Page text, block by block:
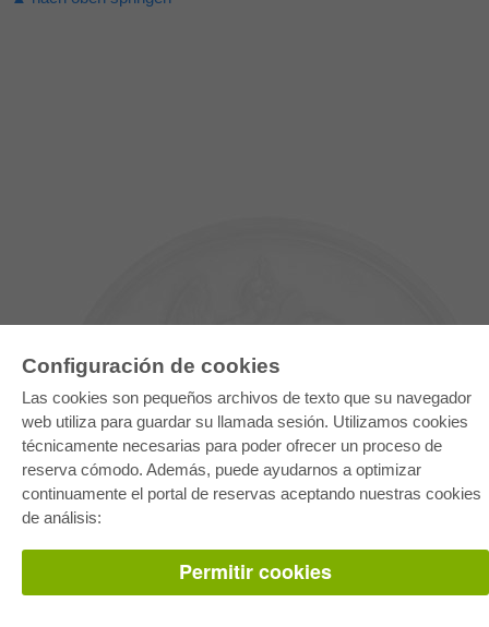
Configuración de cookies
Las cookies son pequeños archivos de texto que su navegador
web utiliza para guardar su llamada sesión. Utilizamos cookies
técnicamente necesarias para poder ofrecer un proceso de
reserva cómodo. Además, puede ayudarnos a optimizar
continuamente el portal de reservas aceptando nuestras cookies
de análisis:
Permitir cookies
E-COLLECTION
Paquete entero
Paquete de especialidades
Facilitación de E-Books
Preguntas mas frequentes(FAQ)